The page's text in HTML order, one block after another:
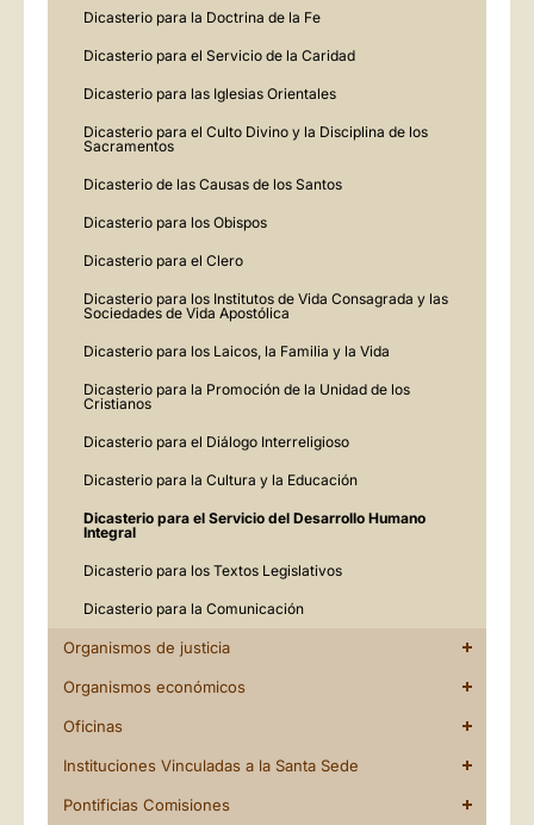
Dicasterio para la Doctrina de la Fe
Dicasterio para el Servicio de la Caridad
Dicasterio para las Iglesias Orientales
Dicasterio para el Culto Divino y la Disciplina de los
Sacramentos
Dicasterio de las Causas de los Santos
Dicasterio para los Obispos
Dicasterio para el Clero
Dicasterio para los Institutos de Vida Consagrada y las
Sociedades de Vida Apostólica
Dicasterio para los Laicos, la Familia y la Vida
Dicasterio para la Promoción de la Unidad de los
Cristianos
Dicasterio para el Diálogo Interreligioso
Dicasterio para la Cultura y la Educación
Dicasterio para el Servicio del Desarrollo Humano
Integral
Dicasterio para los Textos Legislativos
Dicasterio para la Comunicación
Organismos de justicia
Organismos económicos
Oficinas
Instituciones Vinculadas a la Santa Sede
Pontificias Comisiones